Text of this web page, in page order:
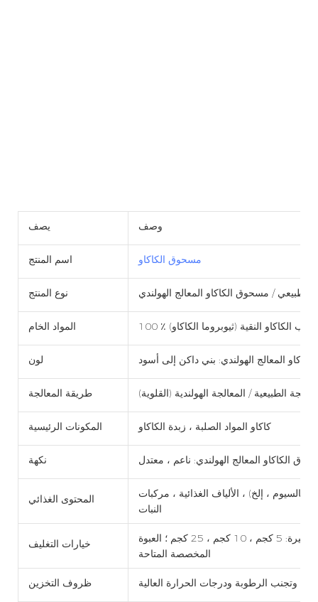
يصف وصف
اسم المنتج مسحوق الكاكاو
نوع المنتج الطبيعي / مسحوق الكاكاو المعالج الهولندي
المواد الخام 100 ٪ حبوب الكاكاو النقية (ثيوبروما الكاكاو)
لون المعالج الهولندي: بني داكن إلى أسود
طريقة المعالجة الطبيعية / المعالجة الهولندية (القلوية)
المكونات الرئيسية كاكاو المواد الصلبة ، زبدة الكاكاو
نكهة الكاكاو المعالج الهولندي: ناعم ، معتدل
المحتوى الغذائي
، إلخ) ، الألياف الغذائية ، مركبات
النبات
خيارات التغليف
حزمة صغيرة: 250 جم ، 500 جرام ، 1 كجم ؛ حزمة كبيرة: 5 كجم ، 10 كجم ، 25 كجم ؛ العبوة
المخصصة المتاحة
ظروف التخزين وتجنب الرطوبة ودرجات الحرارة العالية